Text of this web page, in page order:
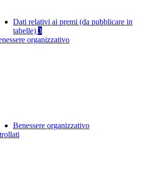
Dati relativi ai premi (da pubblicare in
tabelle) 3
organizzativo
Benessere organizzativo